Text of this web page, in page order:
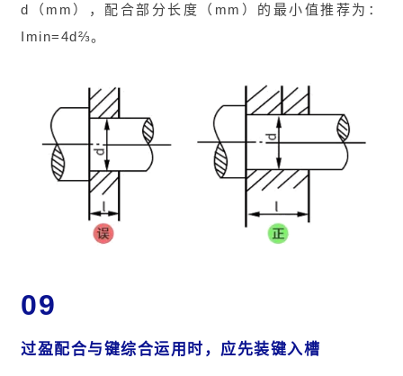
d（mm），配合部分长度（mm）的最小值推荐为：
Imin=4d⅔。
09
过盈配合与键综合运用时，应先装键入槽